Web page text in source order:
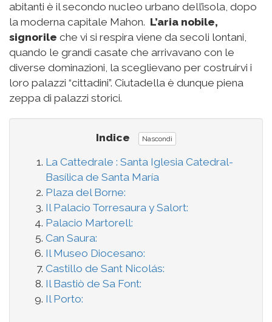
abitanti è il secondo nucleo urbano dell’isola, dopo
la moderna capitale Mahon. L’aria nobile,
signorile che vi si respira viene da secoli lontani,
quando le grandi casate che arrivavano con le
diverse dominazioni, la sceglievano per costruirvi i
loro palazzi “cittadini”. Ciutadella è dunque piena
zeppa di palazzi storici.
Indice Nascondi
La Cattedrale : Santa Iglesia Catedral-
Basílica de Santa María
Plaza del Borne:
Il Palacio Torresaura y Salort:
Palacio Martorell:
Can Saura:
Il Museo Diocesano:
Castillo de Sant Nicolás:
Il Bastiò de Sa Font:
Il Porto: